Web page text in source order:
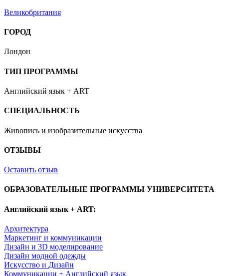
Великобритания
ГОРОД
Лондон
ТИП ПРОГРАММЫ
Английский язык + ART
СПЕЦИАЛЬНОСТЬ
Живопись и изобразительные искусства
ОТЗЫВЫ
Оставить отзыв
ОБРАЗОВАТЕЛЬНЫЕ ПРОГРАММЫ УНИВЕРСИТЕТА
Английский язык + ART:
Архитектура
Маркетинг и коммуникации
Дизайн и 3D моделирование
Дизайн модной одежды
Искусство и Дизайн
Коммуникации + Английский язык